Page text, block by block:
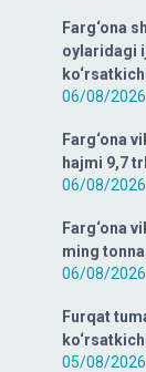
Farg‘ona
oylaridagi
06/08/2026
Farg‘ona
hajmi 9,7
06/08/2026
Farg‘ona
ming
06/08/2026
Furqat
05/08/2026